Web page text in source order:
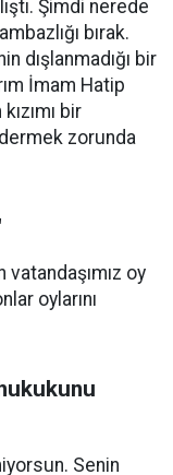
Şimdi nerede
bırak.
dışlanmadığı bir
İmam Hatip
bir
zorunda
vatandaşımız oy
oylarını
Senin